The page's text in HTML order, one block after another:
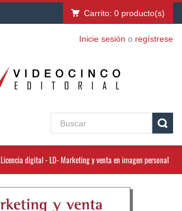
Carrito: 0 producto(s)
Inicie sesión o regístrese
Licencia digital - LD- Marketing y venta en imagen personal